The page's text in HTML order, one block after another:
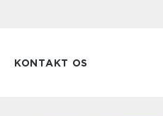
KONTAKT OS